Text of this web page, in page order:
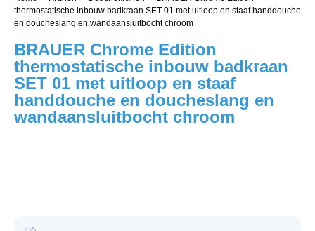
thermostatische inbouw badkraan SET 01 met uitloop en staaf handdouche
en doucheslang en wandaansluitbocht chroom
BRAUER Chrome Edition
thermostatische inbouw badkraan
SET 01 met uitloop en staaf
handdouche en doucheslang en
wandaansluitbocht chroom